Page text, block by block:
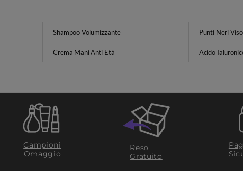
Shampoo Volumizzante Punti Neri Viso
Crema Mani Anti Età Acido
Campioni
Omaggio
Reso
Gratuito